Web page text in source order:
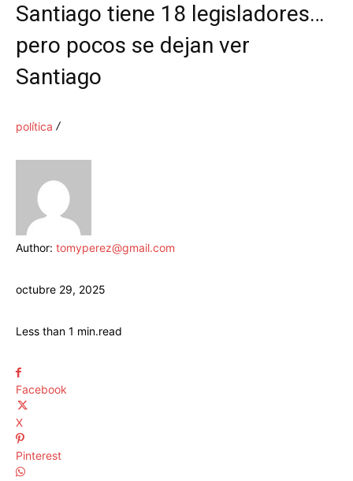
Santiago tiene 18 legisladores…
pero pocos se dejan ver
Santiago
política
Author: tomyperez@gmail.com
octubre 29, 2025
Less than 1 min.read
Facebook
X
Pinterest